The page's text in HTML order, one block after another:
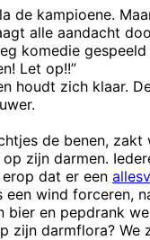
de kampioene.
alle aandacht
komedie
Let op!!”
houdt zich klaar.
de benen,
zijn darmen.
dat er een
een wind forceren,
bier en pepdrank
zijn darmflora? We